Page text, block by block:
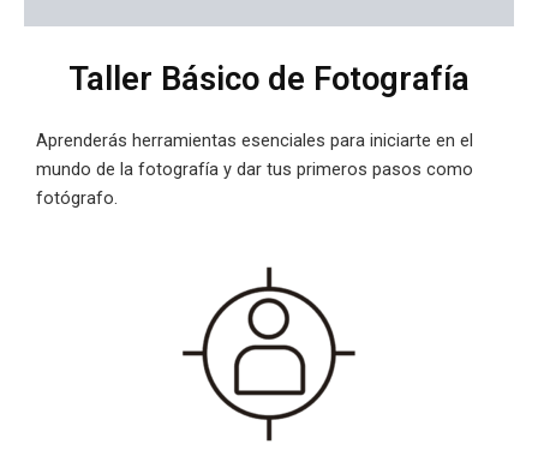
Taller Básico de Fotografía
Aprenderás herramientas esenciales para iniciarte en el
mundo de la fotografía y dar tus primeros pasos como
fotógrafo.